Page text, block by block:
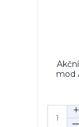
mod